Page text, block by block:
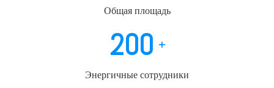
Общая площадь
200 +
Энергичные сотрудники